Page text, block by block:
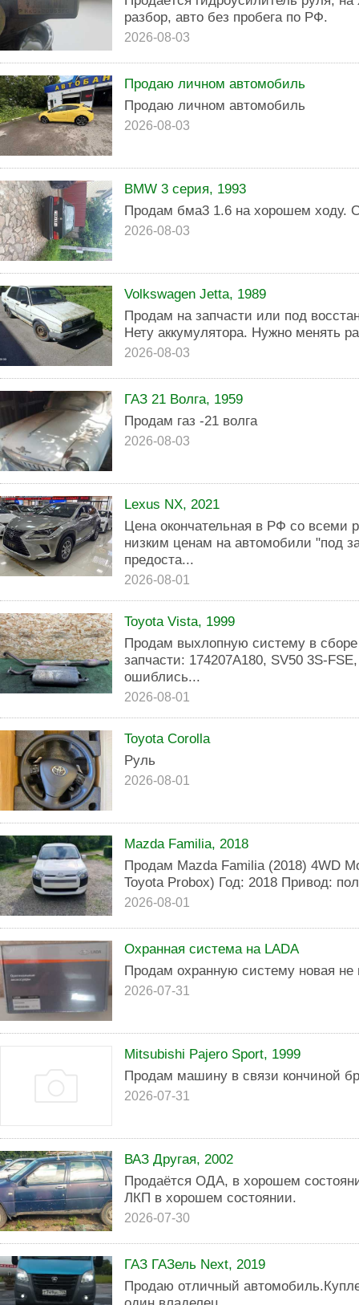
разбор, авто без пробега по РФ.
2026-08-03
Продаю личном автомобиль
Продаю личном автомобиль
2026-08-03
BMW 3 серия, 1993
Продам бма3 1.6 на хорошем ходу.
2026-08-03
Volkswagen Jetta, 1989
Продам на запчасти или под
Нету аккумулятора. Нужно менять
2026-08-03
ГАЗ 21 Волга, 1959
Продам газ -21 волга
2026-08-03
Lexus NX, 2021
Цена окончательная в РФ со
низким ценам на автомобили "под
предоста...
2026-08-01
Toyota Vista, 1999
Продам выхлопную систему в
запчасти: 174207А180, SV50 3S-
ошиблись...
2026-08-01
Toyota Corolla
Руль
2026-08-01
Mazda Familia, 2018
Продам Mazda Familia (2018) 4WD
Toyota Probox) Год: 2018 Привод:
2026-08-01
Охранная система на LADA
Продам охранную систему новая не
2026-07-31
Mitsubishi Pajero Sport, 1999
Продам машину в связи кончиной
2026-07-31
ВАЗ Другая, 2002
Продаётся ОДА, в хорошем
ЛКП в хорошем состоянии.
2026-07-30
ГАЗ ГАЗель Next, 2019
Продаю отличный